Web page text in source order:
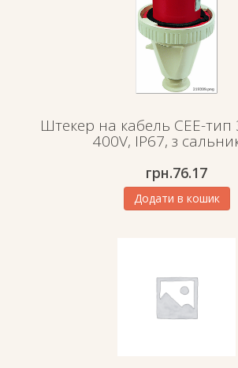
Штекер на кабель СЕЕ-тип
400V, IP67, з
грн.76.17
Додати в кошик